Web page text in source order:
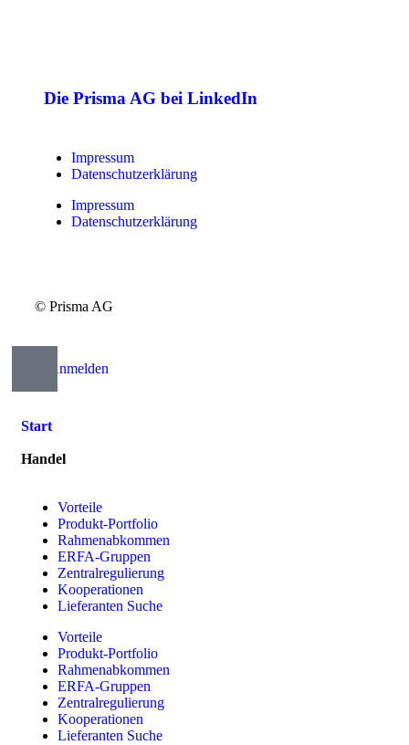
Die Prisma AG bei LinkedIn
Impressum
Datenschutzerklärung
Impressum
Datenschutzerklärung
© Prisma AG
Anmelden
Start
Handel
Vorteile
Produkt-Portfolio
Rahmenabkommen
ERFA-Gruppen
Zentralregulierung
Kooperationen
Lieferanten Suche
Vorteile
Produkt-Portfolio
Rahmenabkommen
ERFA-Gruppen
Zentralregulierung
Kooperationen
Lieferanten Suche